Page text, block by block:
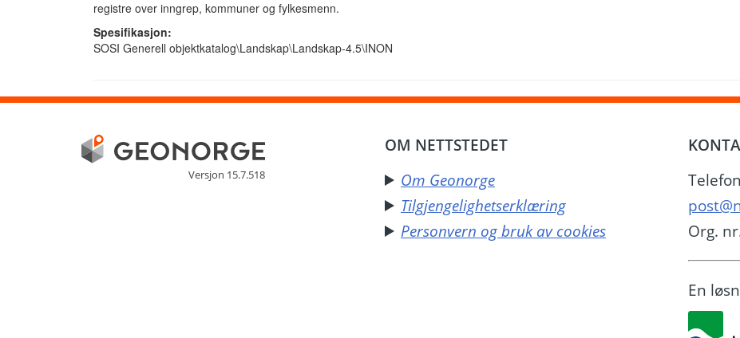
registre over inngrep, kommuner og fylkesmenn.
Spesifikasjon:
SOSI Generell objektkatalog\Landskap\Landskap-4.5\INON